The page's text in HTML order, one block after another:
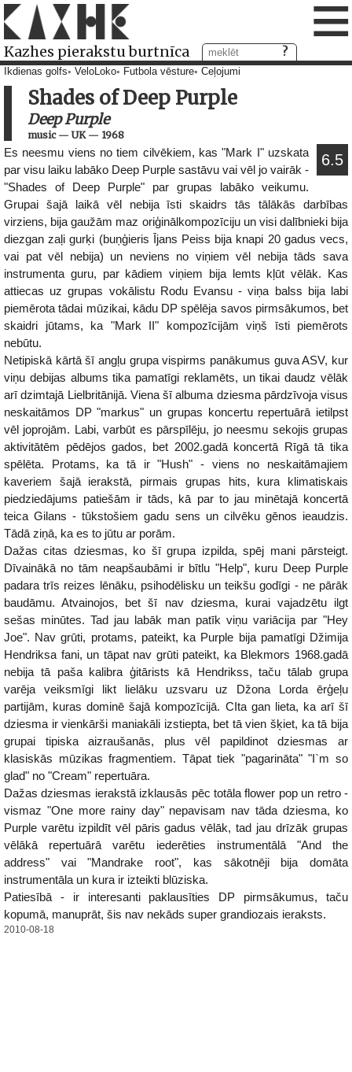
Kazhes pierakstu burtnīca ≡
Ikdienas golfs VeloLoko Futbola vēsture Ceļojumi
Shades of Deep Purple
Deep Purple
music— UK— 1968
6.5
Es neesmu viens no tiem cilvēkiem, kas "Mark I" uzskata
par visu laiku labāko Deep Purple sastāvu vai vēl jo vairāk -
"Shades of Deep Purple" par grupas labāko veikumu.
Grupai šajā laikā vēl nebija īsti skaidrs tās tālākās darbības
virziens, bija gaužām maz oriģinālkompozīciju un visi dalībnieki bija
diezgan zaļi gurķi (buņģieris Ījans Peiss bija knapi 20 gadus vecs,
vai pat vēl nebija) un neviens no viņiem vēl nebija tāds sava
instrumenta guru, par kādiem viņiem bija lemts kļūt vēlāk. Kas
attiecas uz grupas vokālistu Rodu Evansu - viņa balss bija labi
piemērota tādai mūzikai, kādu DP spēlēja savos pirmsākumos, bet
skaidri jūtams, ka "Mark II" kompozīcijām viņš īsti piemērots
nebūtu.
Netipiskā kārtā šī angļu grupa vispirms panākumus guva ASV, kur
viņu debijas albums tika pamatīgi reklamēts, un tikai daudz vēlāk
arī dzimtajā Lielbritānijā. Viena šī albuma dziesma pārdzīvoja visus
neskaitāmos DP "markus" un grupas koncertu repertuārā ietilpst
vēl joprojām. Labi, varbūt es pārspīlēju, jo neesmu sekojis grupas
aktivitātēm pēdējos gados, bet 2002.gadā koncertā Rīgā tā tika
spēlēta. Protams, ka tā ir "Hush" - viens no neskaitāmajiem
kaveriem šajā ierakstā, pirmais grupas hits, kura klimatiskais
piedziedājums patiešām ir tāds, kā par to jau minētajā koncertā
teica Gilans - tūkstošiem gadu sens un cilvēku gēnos ieaudzis.
Tādā ziņā, ka es to jūtu ar porām.
Dažas citas dziesmas, ko šī grupa izpilda, spēj mani pārsteigt.
Dīvainākā no tām neapšaubāmi ir bītlu "Help", kuru Deep Purple
padara trīs reizes lēnāku, psihodēlisku un teikšu godīgi - ne pārāk
baudāmu. Atvainojos, bet šī nav dziesma, kurai vajadzētu ilgt
sešas minūtes. Tad jau labāk man patīk viņu variācija par "Hey
Joe". Nav grūti, protams, pateikt, ka Purple bija pamatīgi Džimija
Hendriksa fani, un tāpat nav grūti pateikt, ka Blekmors 1968.gadā
nebija tā paša kalibra ģitārists kā Hendrikss, taču tālab grupa
varēja veiksmīgi likt lielāku uzsvaru uz Džona Lorda ērģeļu
partijām, kuras dominē šajā kompozīcijā. CIta gan lieta, ka arī šī
dziesma ir vienkārši maniakāli izstiepta, bet tā vien šķiet, ka tā bija
grupai tipiska aizraušanās, plus vēl papildinot dziesmas ar
klasiskās mūzikas fragmentiem. Tāpat tiek "pagarināta" "I`m so
glad" no "Cream" repertuāra.
Dažas dziesmas ierakstā izklausās pēc totāla flower pop un retro -
vismaz "One more rainy day" nepavisam nav tāda dziesma, ko
Purple varētu izpildīt vēl pāris gadus vēlāk, tad jau drīzāk grupas
vēlākā repertuārā varētu iederēties instrumentālā "And the
address" vai "Mandrake root", kas sākotnēji bija domāta
instrumentāla un kura ir izteikti blūziska.
Patiesībā - ir interesanti paklausīties DP pirmsākumus, taču
kopumā, manuprāt, šis nav nekāds super grandiozais ieraksts.
2010-08-18